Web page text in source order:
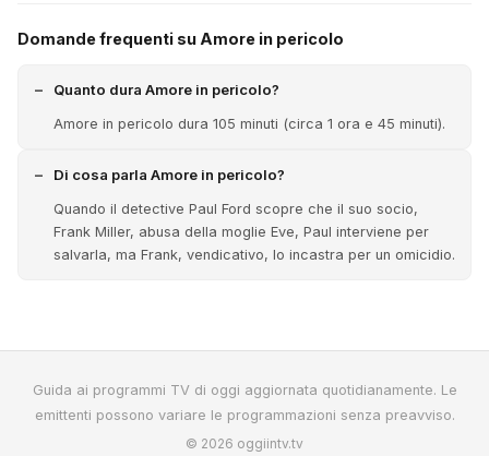
Domande frequenti su Amore in pericolo
Quanto dura Amore in pericolo?
Amore in pericolo dura 105 minuti (circa 1 ora e 45 minuti).
Di cosa parla Amore in pericolo?
Quando il detective Paul Ford scopre che il suo socio,
Frank Miller, abusa della moglie Eve, Paul interviene per
salvarla, ma Frank, vendicativo, lo incastra per un omicidio.
Guida ai programmi TV di oggi aggiornata quotidianamente. Le
emittenti possono variare le programmazioni senza preavviso.
© 2026 oggiintv.tv